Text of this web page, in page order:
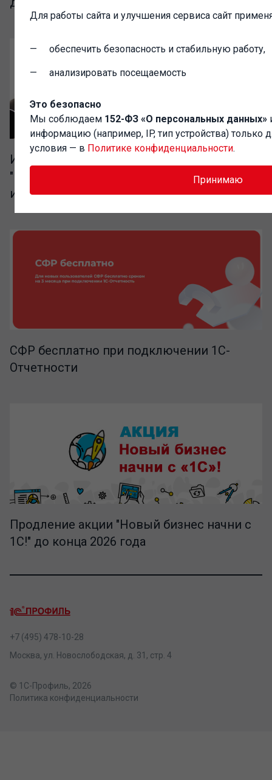
Изменение цен на программные продукты
"На Платформе 1С:Предприятие 8" с 1
июля 2026 года
СФР бесплатно при подключении 1С-
Отчетности
Продление акции "Новый бизнес начни с
1С!" до конца 2026 года
+7 (495) 478-10-28
Москва, ул. Новослободская, д. 31, стр. 4
© 1С-Профиль, 2026
Политика конфиденциальности
Для работы сайта и улучшения сервиса сайт
обеспечить безопасность и стабильную работу,
анализировать посещаемость
Это безопасно
Мы соблюдаем 152-ФЗ «О персональных данных»
информацию (например, IP, тип устройства) только
условия — в Политике конфиденциальности.
Принимаю